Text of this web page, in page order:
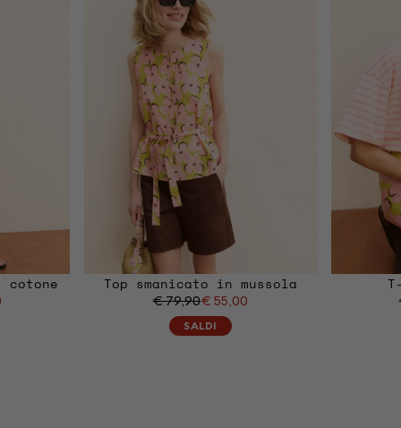
cotone Top smanicato in mussola
€ 79,90€ 55,00
SALDI